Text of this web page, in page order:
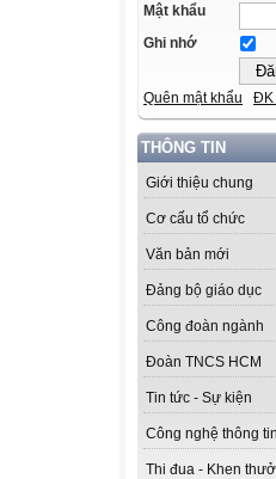
Mật khẩu
Ghi nhớ
Quên mật khẩu ĐK
THÔNG TIN
Giới thiệu chung
Cơ cấu tổ chức
Văn bản mới
Đảng bộ giáo dục
Công đoàn ngành
Đoàn TNCS HCM
Tin tức - Sự kiện
Công nghệ thông tin
Thi đua - Khen